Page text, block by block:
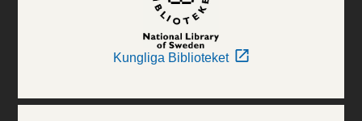
Kungliga Biblioteket